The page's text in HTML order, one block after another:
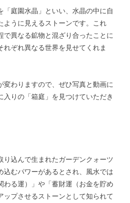
「庭園水晶」といい、水晶の中に自
ように見えるストーンです。これ
で異なる鉱物と混ざり合ったことに
れぞれ異なる世界を見せてくれま
変わりますので、ぜひ写真と動画に
入りの「箱庭」を見つけていただき
り込んで生まれたガーデンクォーツ
込むパワーがあるとされ、風水では
わる運）」や「蓄財運（お金を貯め
ップさせるストーンとして知られて